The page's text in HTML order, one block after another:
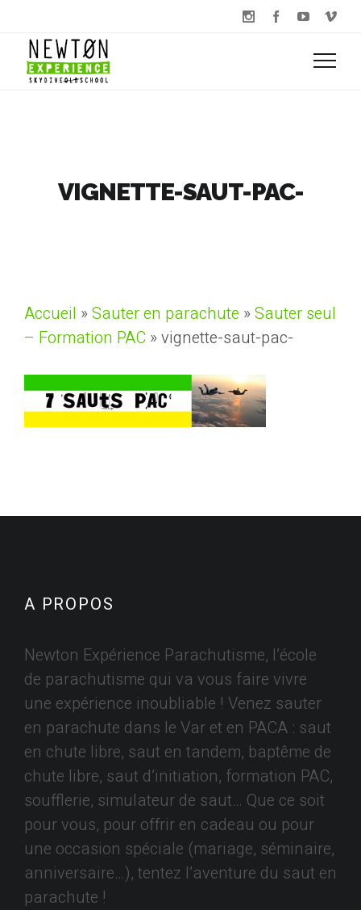
VIGNETTE-SAUT-PAC-
Accueil » Sauter en parachute » Sauter seul
– Formation PAC » vignette-saut-pac-
A PROPOS
Newton Expérience Parachutisme, l’école
de parachutisme qui va vous faire vivre
une expérience inoubliable ! Venez sauter
en parachute dans le Var et en PACA : saut
en chute libre, saut en tandem, baptême de
chute libre, saut d’initiation, formation PAC,
soufflerie, simulateur de saut… Que ce soit
pour vous, pour offrir en cadeau ou pour
une occasion spéciale (mariage, séminaire,
anniversaire…), tentez l’aventure du saut en
parachute !